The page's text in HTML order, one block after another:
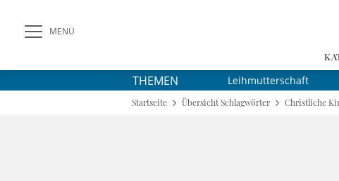
MENÜ
THEMEN Leihmutterschaft
Startseite Übersicht Schlagwörter Christliche